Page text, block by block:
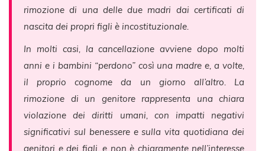
rimozione di una delle due madri dai certificati di
nascita dei propri figli è incostituzionale.
In molti casi, la cancellazione avviene dopo molti
anni e i bambini “perdono” così una madre e, a volte,
il proprio cognome da un giorno all’altro. La
rimozione di un genitore rappresenta una chiara
violazione dei diritti umani, con impatti negativi
significativi sul benessere e sulla vita quotidiana dei
genitori e dei figli, e non è chiaramente nell’interesse